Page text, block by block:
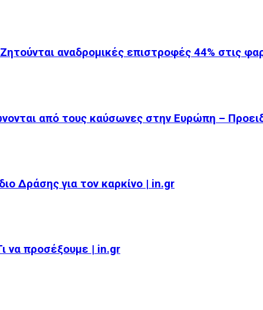
αναδρομικές επιστροφές 44% στις
από τους καύσωνες στην Ευρώπη –
Δράσης για τον καρκίνο | in.gr
να προσέξουμε | in.gr